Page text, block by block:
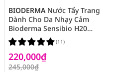
BIODERMANước Tẩy Trang
Dành Cho Da Nhạy Cảm
Bioderma Sensibio H20
100ml
220,000₫
245,000₫
(11)